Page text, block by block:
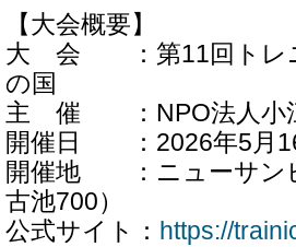
【大会概要】
大 会 ：第11回トレニ
の国
主 催 ：NPO法人小江
開催日 ：2026年5月
開催地 ：ニューサン
古池700）
公式サイト： https://